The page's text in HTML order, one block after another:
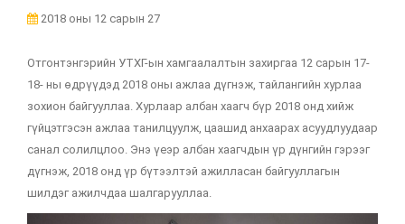
2018 оны 12 сарын 27
Отгонтэнгэрийн УТХГ-ын хамгаалалтын захиргаа 12 сарын 17-
18- ны өдрүүдэд 2018 оны ажлаа дүгнэж, тайлангийн хурлаа
зохион байгууллаа. Хурлаар албан хаагч бүр 2018 онд хийж
гүйцэтгэсэн ажлаа танилцуулж, цаашид анхаарах асуудлуудаар
санал солилцлоо. Энэ үеэр албан хаагчдын үр дүнгийн гэрээг
дүгнэж, 2018 онд үр бүтээлтэй ажилласан байгууллагын
шилдэг ажилчдаа шалгарууллаа.